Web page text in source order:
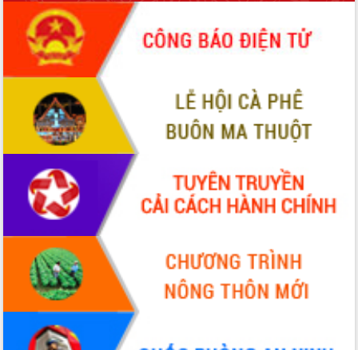
Phó Chủ tịch UBND tỉnh Đắk Lắk
Trương Công Thái kiểm tra thực địa
Dự án cao tốc Khánh Hòa - Buôn Ma
Thuột
Định vị cà phê Việt Nam như một “di
sản sống” trong dòng chảy toàn cầu
Xây dựng nông thôn mới: Nâng cao đời
sống người dân từ những mô hình thiết
Quyết liệt tháo gỡ vướng mắc, đẩy
nhanh tiến độ các dự án trọng điểm
trong Khu kinh tế Nam Phú Yên
Hòn Yến phát triển du lịch gắn với bảo
tồn biển
Lấy ý kiến điều chỉnh Quy hoạch tỉnh
Đắk Lắk thời kỳ 2021-2030, tầm nhìn
đến năm 2050
Phát động chiến dịch 30 ngày đêm
giải phóng mặt bằng Tuyến đường bộ
ven biển